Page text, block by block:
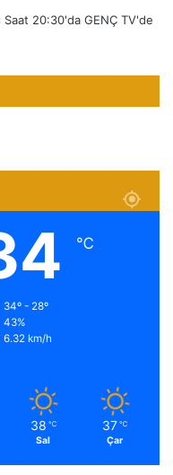
Saat 20:30'da GENÇ TV'de
℃
34º - 28º
43%
6.32 km/h
38 ℃
Sal
37 ℃
Çar